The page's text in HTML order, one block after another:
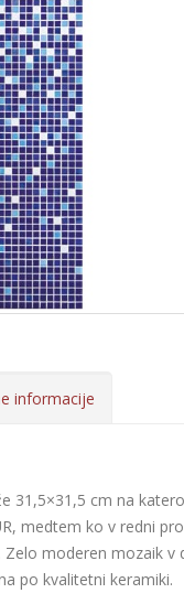
informacije
31,5×31,5 cm na
medtem ko v redni
Zelo moderen mozaik
po kvalitetni keramiki.